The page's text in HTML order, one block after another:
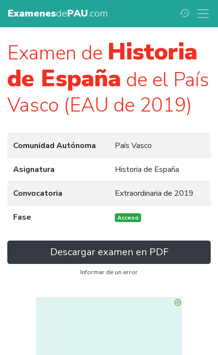
ExamenesdePAU.com history
Examen de Historia
de España de el País
Vasco (EAU de 2019)
Comunidad Autónoma País Vasco
Asignatura Historia de España
Convocatoria Extraordinaria de 2019
Fase Acceso
Descargar examen en PDF
Informar de un error